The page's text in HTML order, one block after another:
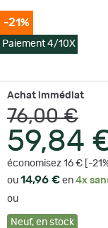
-21%
Paiement 4/10X
Achat immédiat
76,00 €
59,84
économisez 16 € [-
ou 14,96 € en 4x
ou
Neuf, en stock